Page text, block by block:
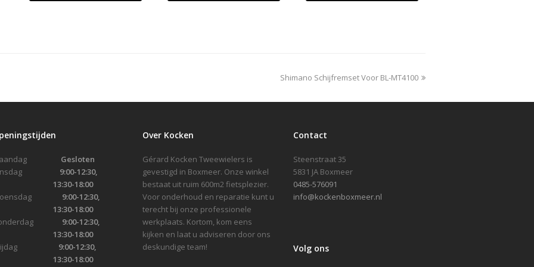
next
Shimano Schijfremset Voor BL-MT4100
Gesloten
9:00-12:30,
13:30-18:00
9:00-12:30,
13:30-18:00
9:00-12:30,
13:30-18:00
9:00-12:30,
13:30-18:00
Over Kocken
Gérard Kocken Tweewielers is
gevestigd in Boxmeer. Onze winkel
bestaat uit ruim 600m2 fietsplezier.
Voor onderhoud en reparatie kunt u
terecht bij onze professionele
werkplaats. Kortom, kom eens
kijken en laat u adviseren door ons
deskundige team!
Contact
Steenstraat 35
5831 JA Boxmeer
0485-576091
info@kockenboxmeer.nl
Volg ons